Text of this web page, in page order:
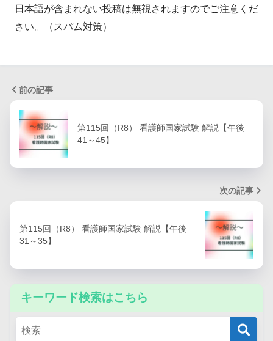
日本語が含まれない投稿は無視されますのでご注意くだ
さい。（スパム対策）
前の記事
第115回（R8） 看護師国家試験 解説【午後
41～45】
次の記事
第115回（R8） 看護師国家試験 解説【午後
31～35】
キーワード検索はこちら